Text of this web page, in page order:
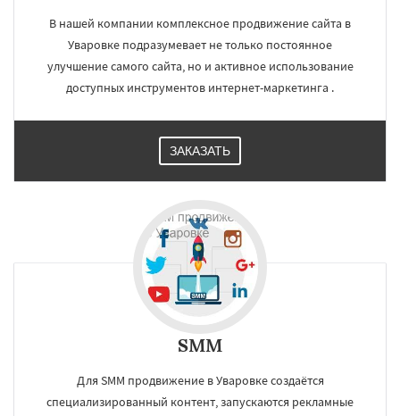
В нашей компании комплексное продвижение сайта в
Уваровке подразумевает не только постоянное
улучшение самого сайта, но и активное использование
доступных инструментов интернет-маркетинга .
ЗАКАЗАТЬ
SMM
Для SMM продвижение в Уваровке создаётся
специализированный контент, запускаются рекламные